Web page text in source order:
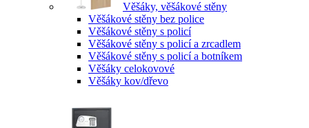
Věšáky, věšákové stěny
Věšákové stěny bez police
Věšákové stěny s policí
Věšákové stěny s policí a zrcadlem
Věšákové stěny s policí a botníkem
Věšáky celokovové
Věšáky kov/dřevo